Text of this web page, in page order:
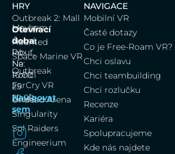
Dům
Černá
labuť,
Na
Poříčí
25
Navigovat
sem
Otevírací
doba:
Po-
Ne:
10:00
–
22:00
HRY
Outbreak 2: Mall
Mayhem
Haunted
Space Marine VR
Outbreak
FarCry VR
Undead Arena
Singularity
Sol Raiders
Engineerium
NAVIGACE
Mobilní VR
Časté dotazy
Co je Free-Roam VR?
Chci oslavu
Chci teambuilding
Chci rozlučku
Recenze
Kariéra
Spolupracujeme
Kde nás najdete